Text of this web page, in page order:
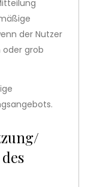
der Nutzer
grob